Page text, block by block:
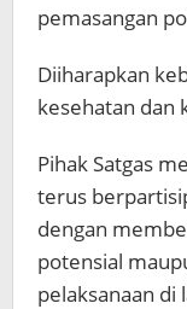
pemasangan
Diiharapkan
kesehatan dan
Pihak Satgas
terus
dengan
potensial
pelaksanaan di